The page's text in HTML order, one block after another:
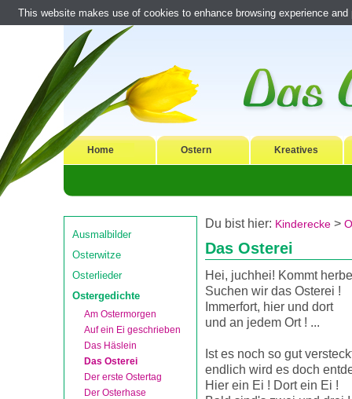
Home Ostern Kreatives
Ausmalbilder
Osterwitze
Osterlieder
Ostergedichte
Am Ostermorgen
Auf ein Ei geschrieben
Das Häslein
Das Osterei
Der erste Ostertag
Der Osterhase
Du bist hier: Kinderecke >
Das Osterei
Hei, juchhei! Kommt
Suchen wir das Osterei !
Immerfort, hier und dort
und an jedem Ort ! ...
Ist es noch so gut
endlich wird es doch
Hier ein Ei ! Dort ein Ei !
This website makes use of cookies to enhance browsing experience